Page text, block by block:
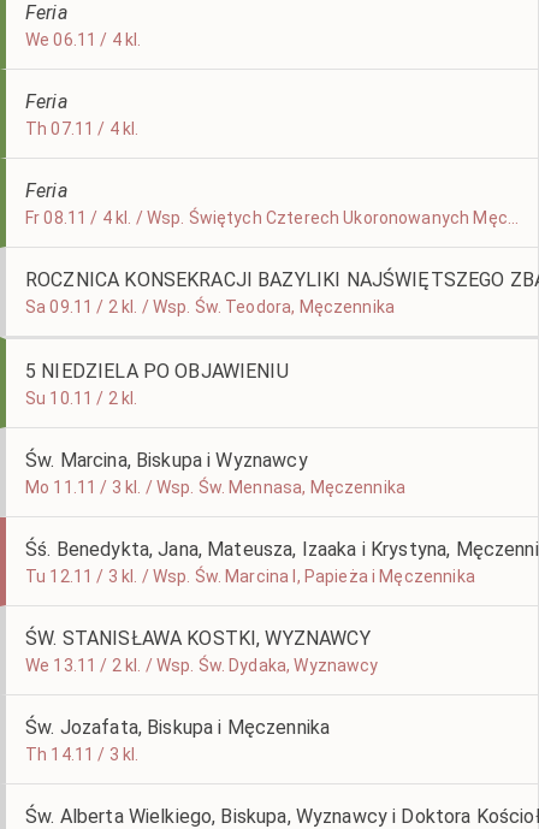
Feria
We 06.11 / 4 kl.
Feria
Th 07.11 / 4 kl.
Feria
ROCZNICA KONSEKRACJI BAZYLIKI NAJŚWIĘTSZEGO
Sa 09.11 / 2 kl. / Wsp. Św. Teodora, Męczennika
5 NIEDZIELA PO OBJAWIENIU
Su 10.11 / 2 kl.
Św. Marcina, Biskupa i Wyznawcy
Mo 11.11 / 3 kl. / Wsp. Św. Mennasa, Męczennika
Śś. Benedykta, Jana, Mateusza, Izaaka i Krystyna,
Tu 12.11 / 3 kl. / Wsp. Św. Marcina I, Papieża i Męczennika
ŚW. STANISŁAWA KOSTKI, WYZNAWCY
We 13.11 / 2 kl. / Wsp. Św. Dydaka, Wyznawcy
Św. Jozafata, Biskupa i Męczennika
Th 14.11 / 3 kl.
Św. Alberta Wielkiego, Biskupa, Wyznawcy i Doktora